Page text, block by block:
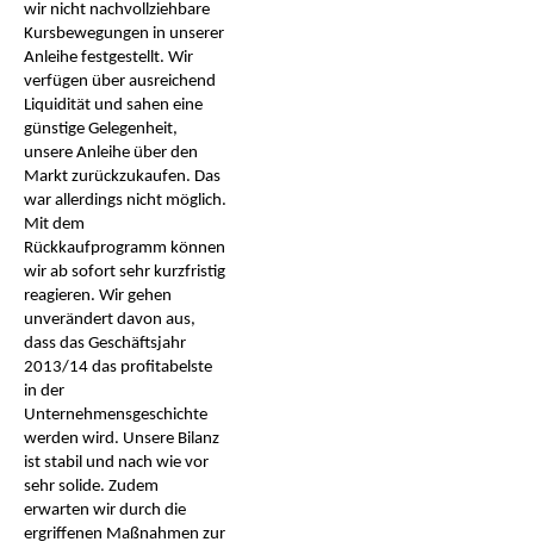
wir nicht nachvollziehbare
Kursbewegungen in unserer
Anleihe festgestellt. Wir
verfügen über ausreichend
Liquidität und sahen eine
günstige Gelegenheit,
unsere Anleihe über den
Markt zurückzukaufen. Das
war allerdings nicht möglich.
Mit dem
Rückkaufprogramm können
wir ab sofort sehr kurzfristig
reagieren. Wir gehen
unverändert davon aus,
dass das Geschäftsjahr
2013/14 das profitabelste
in der
Unternehmensgeschichte
werden wird. Unsere Bilanz
ist stabil und nach wie vor
sehr solide. Zudem
erwarten wir durch die
ergriffenen Maßnahmen zur